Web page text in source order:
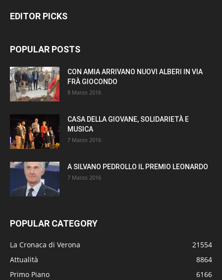
EDITOR PICKS
POPULAR POSTS
CON AMIA ARRIVANO NUOVI ALBERI IN VIA
FRÀ GIOCONDO
8 Marzo 2016
CASA DELLA GIOVANE, SOLIDARIETÀ E
MUSICA
7 Marzo 2016
A SILVANO PEDROLLO IL PREMIO LEONARDO
7 Marzo 2016
POPULAR CATEGORY
La Cronaca di Verona
21554
Attualità
8864
Primo Piano
6166